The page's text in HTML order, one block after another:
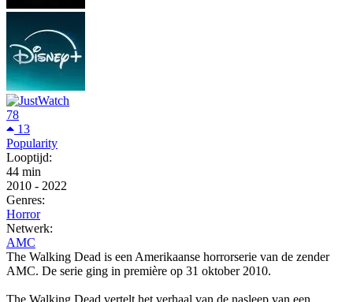
78
13
Popularity
Looptijd:
44 min
2010 - 2022
Genres:
Horror
Netwerk:
AMC
The Walking Dead is een Amerikaanse horrorserie van de zender
AMC. De serie ging in première op 31 oktober 2010.
The Walking Dead vertelt het verhaal van de nasleep van een